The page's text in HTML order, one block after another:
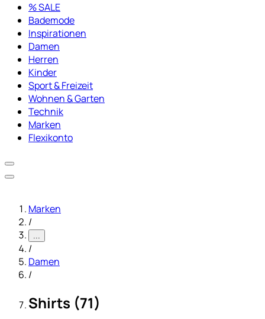
% SALE
Bademode
Inspirationen
Damen
Herren
Kinder
Sport & Freizeit
Wohnen & Garten
Technik
Marken
Flexikonto
Marken
/
...
/
Damen
/
Shirts (71)